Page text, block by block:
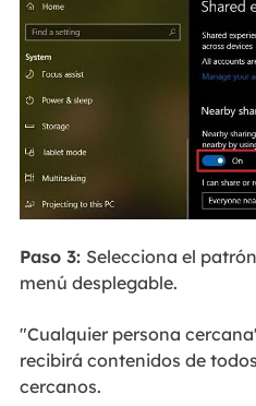
Paso 3: Selecciona el
menú desplegable.
"Cualquier persona
recibirá contenidos de
cercanos.